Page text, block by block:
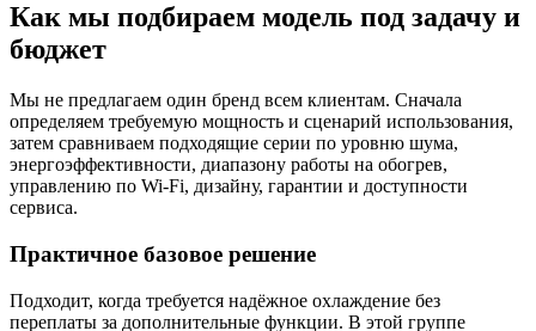
Как мы подбираем модель под задачу и
бюджет
Мы не предлагаем один бренд всем клиентам. Сначала
определяем требуемую мощность и сценарий использования,
затем сравниваем подходящие серии по уровню шума,
энергоэффективности, диапазону работы на обогрев,
управлению по Wi‑Fi, дизайну, гарантии и доступности
сервиса.
Практичное базовое решение
Подходит, когда требуется надёжное охлаждение без
переплаты за дополнительные функции. В этой группе